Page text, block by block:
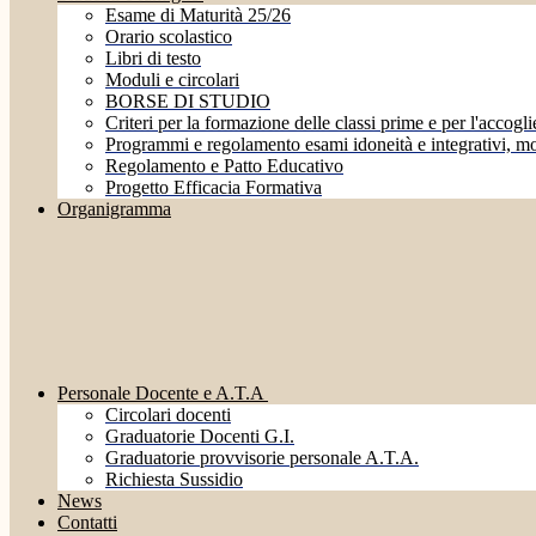
Esame di Maturità 25/26
Orario scolastico
Libri di testo
Moduli e circolari
BORSE DI STUDIO
Criteri per la formazione delle classi prime e per
Programmi e regolamento esami idoneità e integrativi,
Regolamento e Patto Educativo
Progetto Efficacia Formativa
Organigramma
Personale Docente e A.T.A
Circolari docenti
Graduatorie Docenti G.I.
Graduatorie provvisorie personale A.T.A.
Richiesta Sussidio
News
Contatti